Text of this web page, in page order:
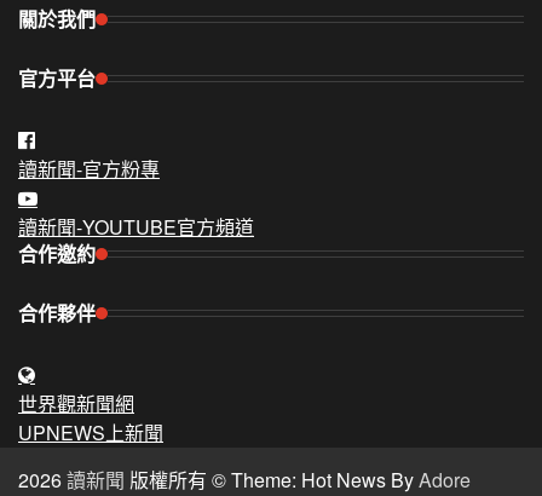
關於我們
官方平台
讀新聞-官方粉專
讀新聞-YOUTUBE官方頻道
合作邀約
合作夥伴
世界觀新聞網
UPNEWS上新聞
2026讀新聞 版權所有 © Theme: Hot News ByAdore